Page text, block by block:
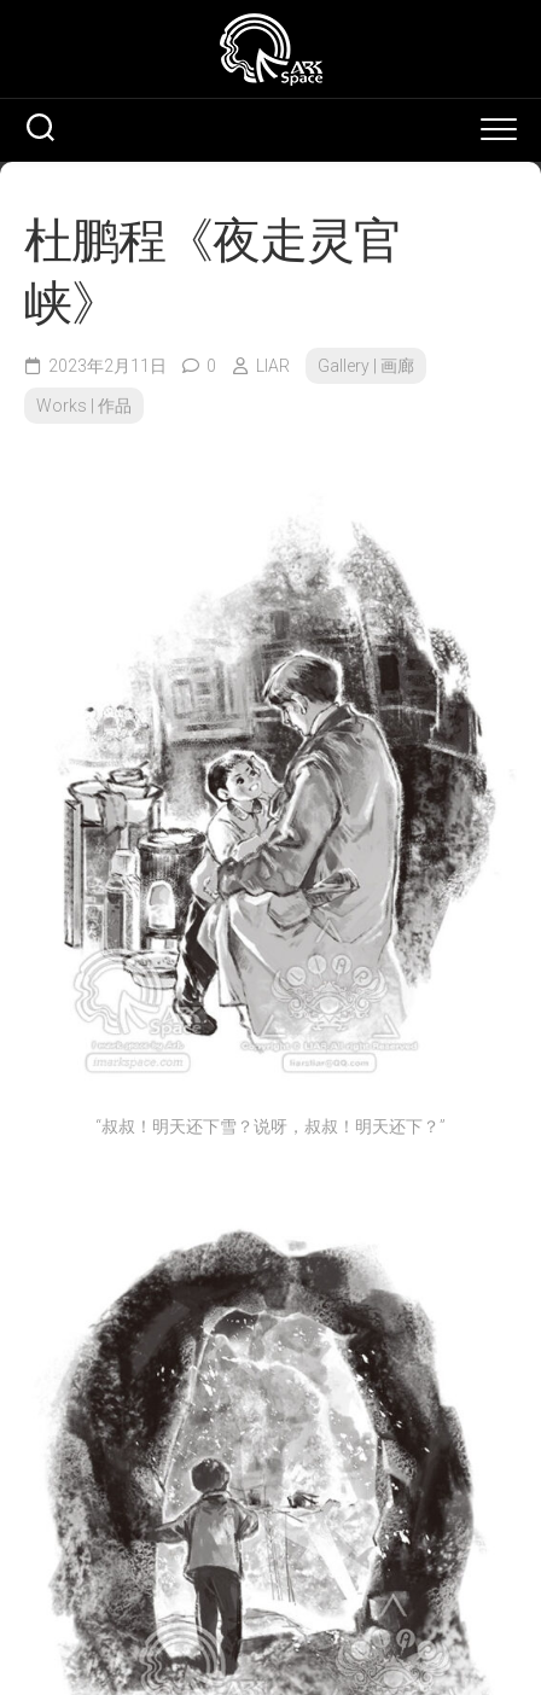
杜鹏程《夜走灵官
峡》
2023年2月11日 0 LIAR Gallery | 画廊
Works | 作品
“叔叔！明天还下雪？说呀，叔叔！明天还下？”